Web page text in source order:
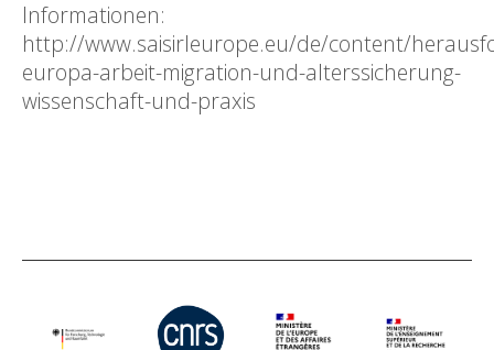
Informationen:
http://www.saisirleurope.eu/de/content/
europa-arbeit-migration-und-alterssicherung-
wissenschaft-und-praxis